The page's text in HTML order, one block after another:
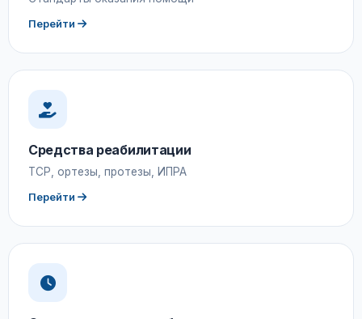
Перейти
Средства реабилитации
ТСР, ортезы, протезы, ИПРА
Перейти